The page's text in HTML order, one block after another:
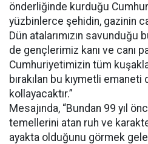
önderliğinde kurduğu
yüzbinlerce şehidin, gazinin
Dün atalarımızın savunduğu
de gençlerimiz kanı ve canı
Cumhuriyetimizin tüm
bırakılan bu kıymetli
kollayacaktır.”
Mesajında, “Bundan 99 yıl
temellerini atan ruh ve
ayakta olduğunu görmek